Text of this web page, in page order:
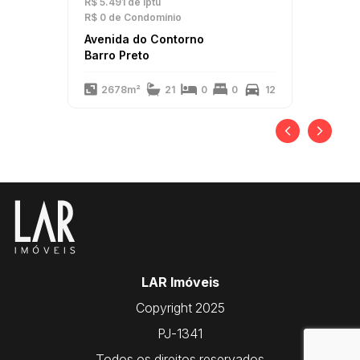
R$ 0 de Condomínio
Avenida do Contorno
Barro Preto
2678m² 21 0 0 12
LAR Imóveis
Copyright 2025
PJ-1341